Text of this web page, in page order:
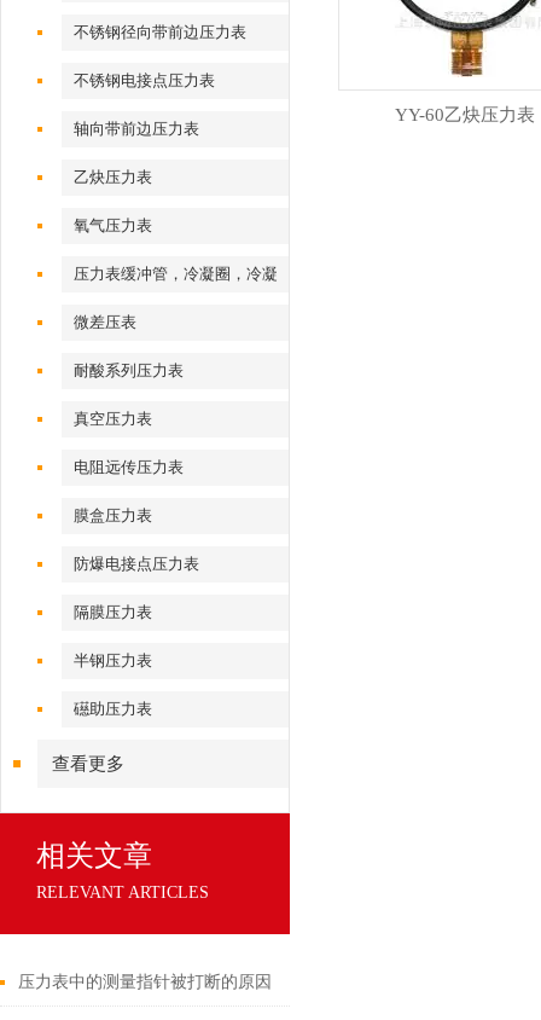
不锈钢径向带前边压力表
不锈钢电接点压力表
轴向带前边压力表
乙炔压力表
氧气压力表
压力表缓冲管，冷凝圈，冷凝
弯
微差压表
耐酸系列压力表
真空压力表
电阻远传压力表
膜盒压力表
防爆电接点压力表
隔膜压力表
半钢压力表
礠助压力表
查看更多
相关文章
RELEVANT ARTICLES
压力表中的测量指针被打断的原因
YY-60乙炔压力表